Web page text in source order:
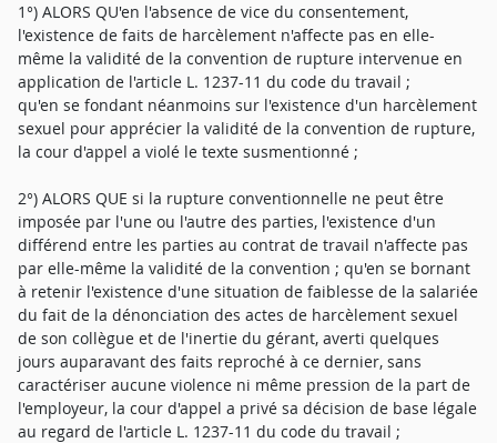
1°) ALORS QU'en l'absence de vice du consentement,
l'existence de faits de harcèlement n'affecte pas en elle-
même la validité de la convention de rupture intervenue en
application de l'article L. 1237-11 du code du travail ;
qu'en se fondant néanmoins sur l'existence d'un harcèlement
sexuel pour apprécier la validité de la convention de rupture,
la cour d'appel a violé le texte susmentionné ;
2°) ALORS QUE si la rupture conventionnelle ne peut être
imposée par l'une ou l'autre des parties, l'existence d'un
différend entre les parties au contrat de travail n'affecte pas
par elle-même la validité de la convention ; qu'en se bornant
à retenir l'existence d'une situation de faiblesse de la salariée
du fait de la dénonciation des actes de harcèlement sexuel
de son collègue et de l'inertie du gérant, averti quelques
jours auparavant des faits reproché à ce dernier, sans
caractériser aucune violence ni même pression de la part de
l'employeur, la cour d'appel a privé sa décision de base légale
au regard de l'article L. 1237-11 du code du travail ;